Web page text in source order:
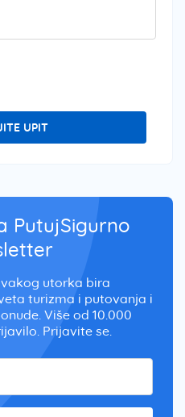
UPIT
PutujSigurno
utorka bira
turizma i putovanja i
Više od 10.000
Prijavite se.